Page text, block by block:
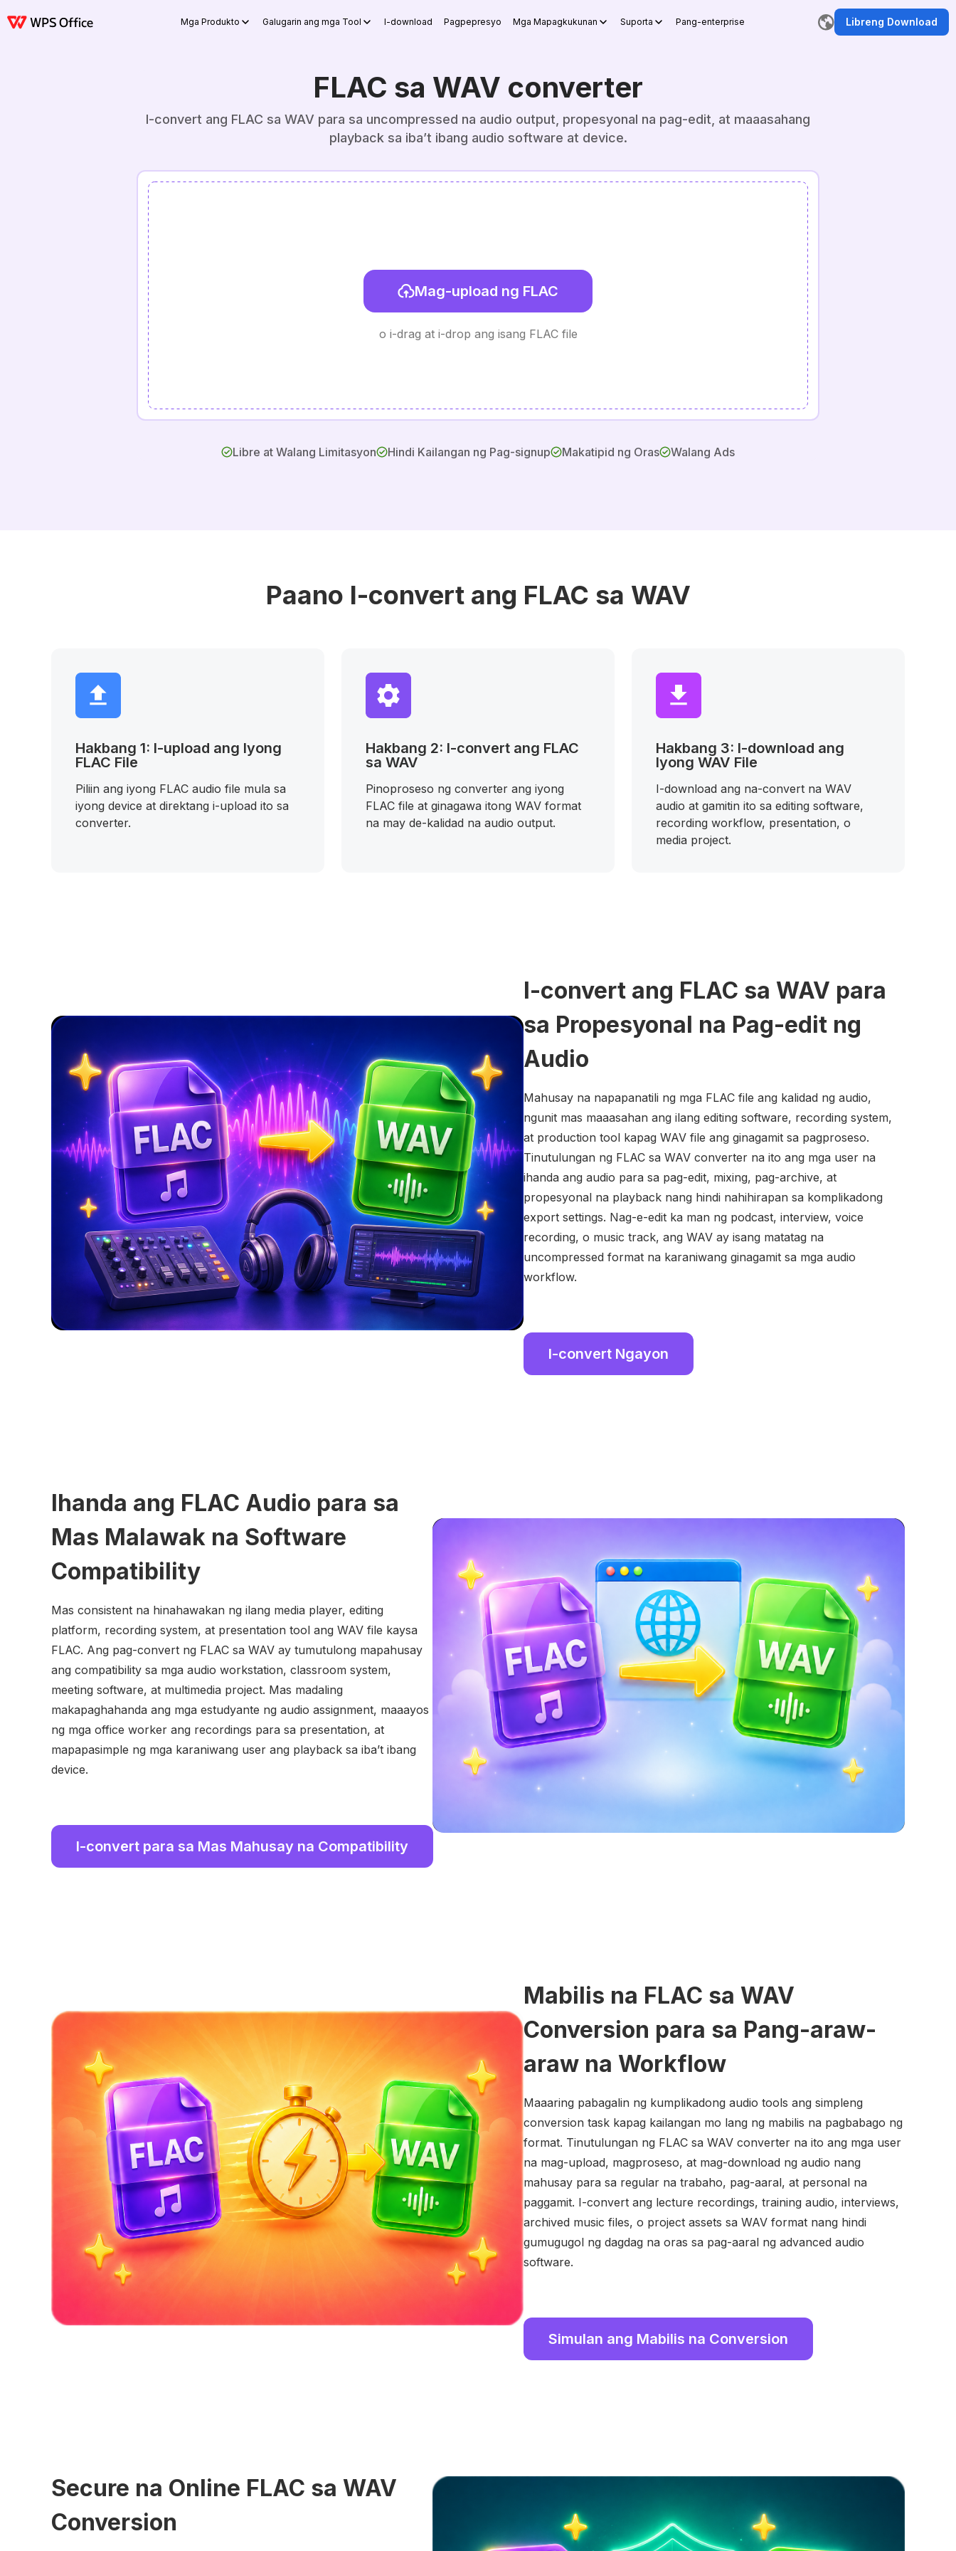
Mga Produkto Galugarin ang mga Tool I-download Pagpepresyo Mga Mapagkukunan Suporta Pang-enterprise Libreng Download
FLAC sa WAV converter
I-convert ang FLAC sa WAV para sa uncompressed na audio output, propesyonal na pag-edit, at maaasahang
playback sa iba’t ibang audio software at device.
Mag-upload ng FLAC
o i-drag at i-drop ang isang FLAC file
Libre at Walang Limitasyon Hindi Kailangan ng Pag-signup Makatipid ng Oras Walang Ads
Paano I-convert ang FLAC sa WAV
Hakbang 1: I-upload ang Iyong
FLAC File
Piliin ang iyong FLAC audio file mula sa
iyong device at direktang i-upload ito sa
converter.
Hakbang 2: I-convert ang FLAC
sa WAV
Pinoproseso ng converter ang iyong
FLAC file at ginagawa itong WAV format
na may de-kalidad na audio output.
Hakbang 3: I-download ang
Iyong WAV File
I-download ang na-convert na WAV
audio at gamitin ito sa editing software,
recording workflow, presentation, o
media project.
I-convert ang FLAC sa WAV para
sa Propesyonal na Pag-edit ng
Audio
Mahusay na napapanatili ng mga FLAC file ang kalidad ng audio,
ngunit mas maaasahan ang ilang editing software, recording system,
at production tool kapag WAV file ang ginagamit sa pagproseso.
Tinutulungan ng FLAC sa WAV converter na ito ang mga user na
ihanda ang audio para sa pag-edit, mixing, pag-archive, at
propesyonal na playback nang hindi nahihirapan sa komplikadong
export settings. Nag-e-edit ka man ng podcast, interview, voice
recording, o music track, ang WAV ay isang matatag na
uncompressed format na karaniwang ginagamit sa mga audio
workflow.
I-convert Ngayon
Ihanda ang FLAC Audio para sa
Mas Malawak na Software
Compatibility
Mas consistent na hinahawakan ng ilang media player, editing
platform, recording system, at presentation tool ang WAV file kaysa
FLAC. Ang pag-convert ng FLAC sa WAV ay tumutulong mapahusay
ang compatibility sa mga audio workstation, classroom system,
meeting software, at multimedia project. Mas madaling
makapaghahanda ang mga estudyante ng audio assignment, maaayos
ng mga office worker ang recordings para sa presentation, at
mapapasimple ng mga karaniwang user ang playback sa iba’t ibang
device.
I-convert para sa Mas Mahusay na Compatibility
Mabilis na FLAC sa WAV
Conversion para sa Pang-araw-
araw na Workflow
Maaaring pabagalin ng kumplikadong audio tools ang simpleng
conversion task kapag kailangan mo lang ng mabilis na pagbabago ng
format. Tinutulungan ng FLAC sa WAV converter na ito ang mga user
na mag-upload, magproseso, at mag-download ng audio nang
mahusay para sa regular na trabaho, pag-aaral, at personal na
paggamit. I-convert ang lecture recordings, training audio, interviews,
archived music files, o project assets sa WAV format nang hindi
gumugugol ng dagdag na oras sa pag-aaral ng advanced audio
software.
Simulan ang Mabilis na Conversion
Secure na Online FLAC sa WAV
Conversion